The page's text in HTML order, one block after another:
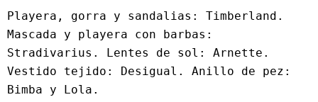
Playera, gorra y sandalias: Timberland.
Mascada y playera con barbas:
Stradivarius. Lentes de sol: Arnette.
Vestido tejido: Desigual. Anillo de pez:
Bimba y Lola.